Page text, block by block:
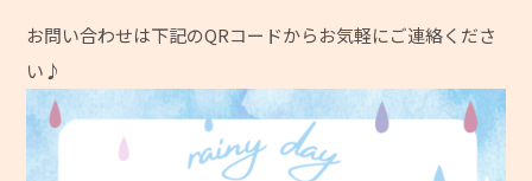
お問い合わせは下記のQRコードからお気軽にご連絡くださ
い♪